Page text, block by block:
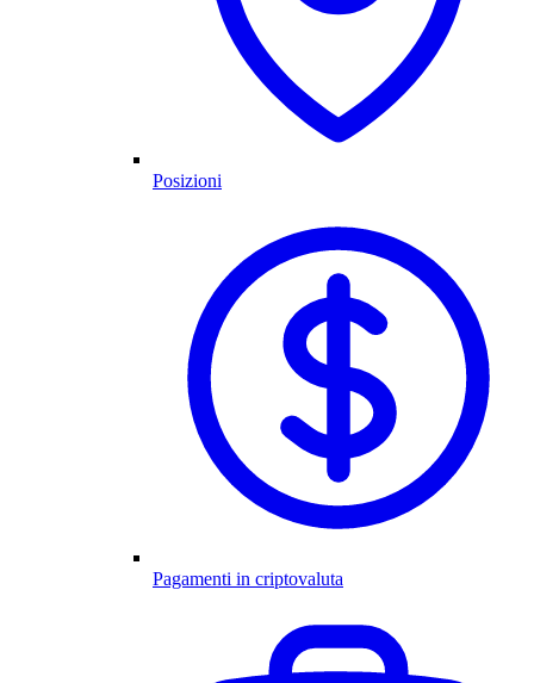
Posizioni
Pagamenti in criptovaluta